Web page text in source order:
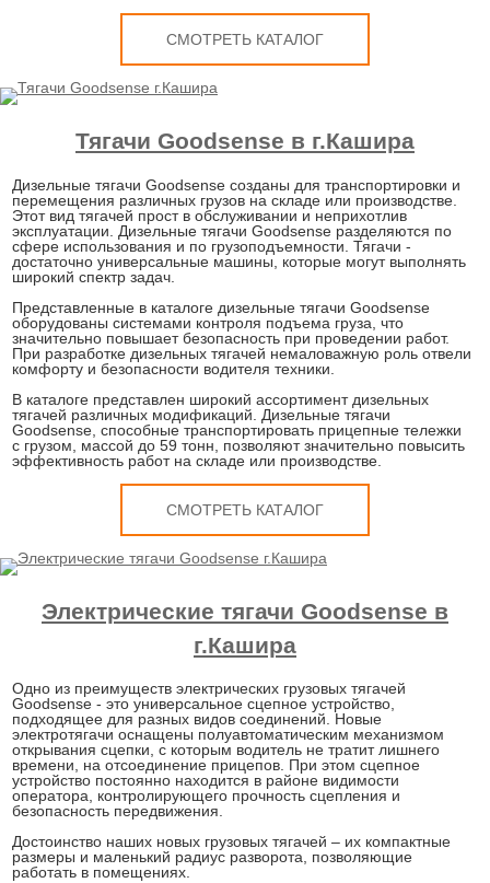
СМОТРЕТЬ КАТАЛОГ
Тягачи Goodsense в г.Кашира
Дизельные тягачи Goodsense созданы для транспортировки и
перемещения различных грузов на складе или производстве.
Этот вид тягачей прост в обслуживании и неприхотлив
эксплуатации. Дизельные тягачи Goodsense разделяются по
сфере использования и по грузоподъемности. Тягачи -
достаточно универсальные машины, которые могут выполнять
широкий спектр задач.
Представленные в каталоге дизельные тягачи Goodsense
оборудованы системами контроля подъема груза, что
значительно повышает безопасность при проведении работ.
При разработке дизельных тягачей немаловажную роль отвели
комфорту и безопасности водителя техники.
В каталоге представлен широкий ассортимент дизельных
тягачей различных модификаций. Дизельные тягачи
Goodsense, способные транспортировать прицепные тележки
с грузом, массой до 59 тонн, позволяют значительно повысить
эффективность работ на складе или производстве.
СМОТРЕТЬ КАТАЛОГ
Электрические тягачи Goodsense в
г.Кашира
Одно из преимуществ электрических грузовых тягачей
Goodsense - это универсальное сцепное устройство,
подходящее для разных видов соединений. Новые
электротягачи оснащены полуавтоматическим механизмом
открывания сцепки, с которым водитель не тратит лишнего
времени, на отсоединение прицепов. При этом сцепное
устройство постоянно находится в районе видимости
оператора, контролирующего прочность сцепления и
безопасность передвижения.
Достоинство наших новых грузовых тягачей – их компактные
размеры и маленький радиус разворота, позволяющие
работать в помещениях.